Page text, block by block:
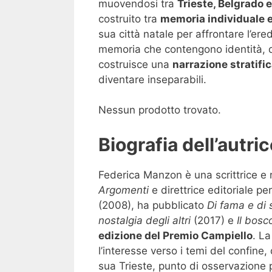
muovendosi tra Trieste, Belgrado
costruito tra memoria individuale
sua città natale per affrontare
memoria che contengono identità,
costruisce una narrazione
diventare inseparabili.
Nessun prodotto trovato.
Biografia
Federica Manzon è una scrittrice
Argomenti e direttrice editoriale
(2008), ha pubblicato Di fama e di
nostalgia degli altri (2017) e Il
edizione del Premio Campiello.
l’interesse verso i temi del
sua Trieste, punto di